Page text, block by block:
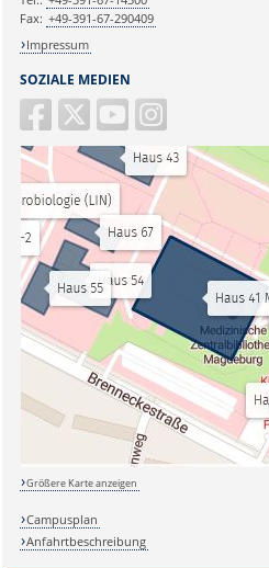
SOZIALE MEDIEN
Fax: +49-391-67-290409
Impressum
Größere Karte anzeigen
Campusplan
Anfahrtbeschreibung